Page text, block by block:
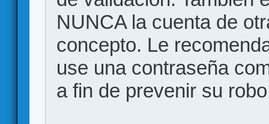
NUNCA la cuenta de
concepto. Le
use una contraseña
a fin de prevenir su